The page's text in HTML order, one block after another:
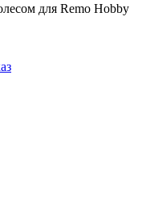
для Remo Hobby